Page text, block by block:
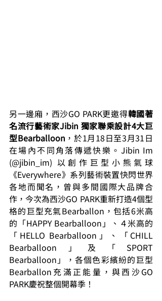
另一邊廂，西沙GO PARK更邀得韓國著
名流行藝術家Jibin 獨家聯乘設計4大巨
型Bearballoon ，於1月18日至3月31日
在場內不同角落傳遞快樂。Jibin Im
(@jibin_im) 以創作巨型小熊氣球
《Everywhere》系列藝術裝置快閃世界
各地而聞名，曾與多間國際大品牌合
作，今次為西沙GO PARK重新打造4個型
格的巨型充氣Bearballon，包括6米高
的「HAPPY Bearballoon」、４米高的
「HELLO Bearballoon」、「CHILL
Bearballoon」及「SPORT
Bearballoon」，各個色彩繽紛的巨型
Bearballon充滿正能量，與西沙GO
PARK慶祝整個開幕季！